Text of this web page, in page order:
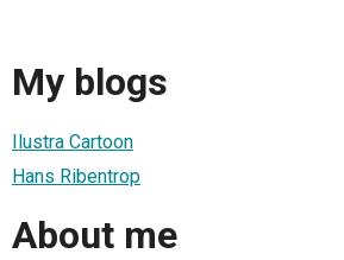
My blogs
Ilustra Cartoon
Hans Ribentrop
About me